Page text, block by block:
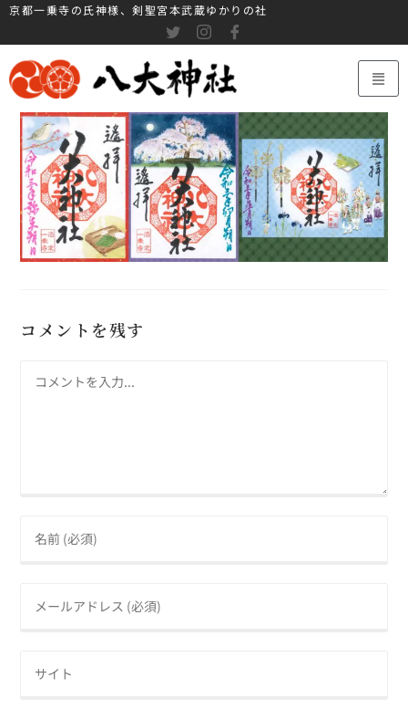
京都一乗寺の氏神様、剣聖宮本武蔵ゆかりの社
コメントを残す